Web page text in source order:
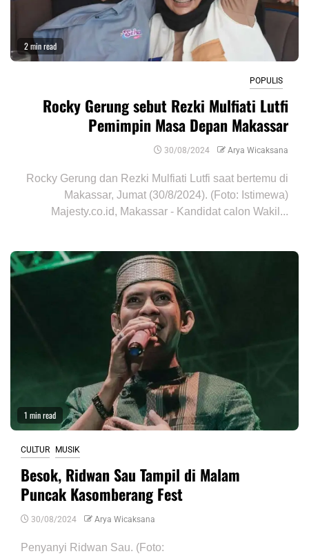
2 min read
POPULIS
Rocky Gerung sebut Rezki Mulfiati Lutfi
Pemimpin Masa Depan Makassar
30/08/2024 Arya Wicaksana
Rocky Gerung dan Rezki Mulfiati Lutfi saat bertemu di
Makassar, Jumat (30/8/2024). (Foto: Istimewa)
Majesty.co.id, Makassar - Kandidat calon Wakil...
1 min read
CULTUR MUSIK
Besok, Ridwan Sau Tampil di Malam
Puncak Kasomberang Fest
30/08/2024 Arya Wicaksana
Penyanyi Ridwan Sau. (Foto: